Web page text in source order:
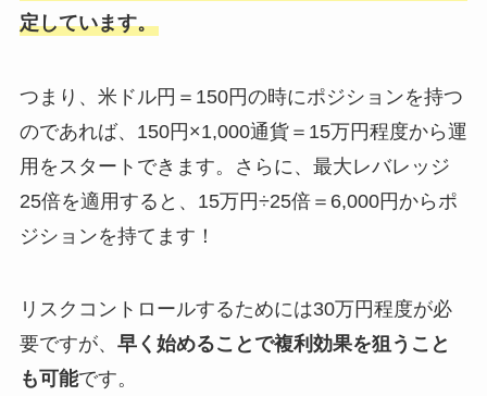
定しています。
つまり、米ドル円＝150円の時にポジションを持つ
のであれば、150円×1,000通貨＝15万円程度から運
用をスタートできます。さらに、最大レバレッジ
25倍を適用すると、15万円÷25倍＝6,000円からポ
ジションを持てます！
リスクコントロールするためには30万円程度が必
要ですが、 早く始めることで複利効果を狙うこと
も可能です。